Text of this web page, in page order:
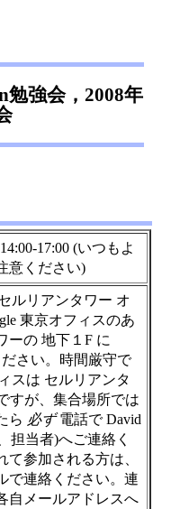
勉強会，2008年
17:00 (いつもよ
意ください)
セルリアンタワー オ
東京オフィスのあ
ーの 地下１F に
さい。時間厳守で
スは セルリアンタ
すが、集合場所では
ら 必ず電話で David
担当者)へご連絡く
て参加される方は、
で連絡ください。連
自メールアドレスへ